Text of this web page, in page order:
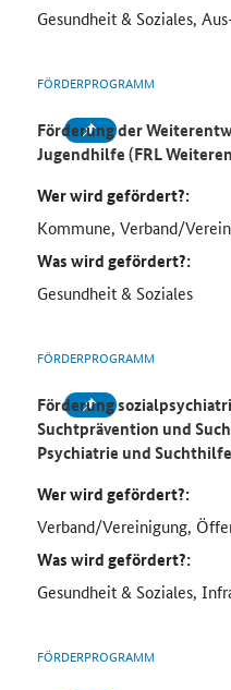
Gesundheit & Soziales,
FÖRDERPROGRAMM
Förderung der
Jugendhilfe (FRL
Wer wird gefördert?:
Kommune, Verband/
Was wird gefördert?:
Gesundheit & Soziales
FÖRDERPROGRAMM
Förderung
Suchtprävention und
Psychiatrie und
Wer wird gefördert?:
Verband/Vereinigung,
Was wird gefördert?:
Gesundheit & Soziales,
FÖRDERPROGRAMM